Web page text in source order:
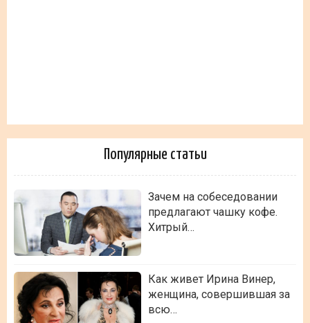
Популярные статьи
Зачем на собеседовании
предлагают чашку кофе.
Хитрый…
Как живет Ирина Винер,
женщина, совершившая за
всю…